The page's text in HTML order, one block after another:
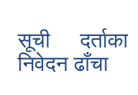
सूची
निवेदन ढाँचा